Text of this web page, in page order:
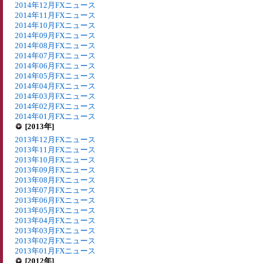
2014年12月FXニュース
2014年11月FXニュース
2014年10月FXニュース
2014年09月FXニュース
2014年08月FXニュース
2014年07月FXニュース
2014年06月FXニュース
2014年05月FXニュース
2014年04月FXニュース
2014年03月FXニュース
2014年02月FXニュース
2014年01月FXニュース
[2013年]
2013年12月FXニュース
2013年11月FXニュース
2013年10月FXニュース
2013年09月FXニュース
2013年08月FXニュース
2013年07月FXニュース
2013年06月FXニュース
2013年05月FXニュース
2013年04月FXニュース
2013年03月FXニュース
2013年02月FXニュース
2013年01月FXニュース
[2012年]